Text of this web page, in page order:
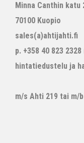
Minna Canthin katu
70100 Kuopio
sales(a)ahtijahti.fi
p. +358 40 823
hintatiedustelu ja
m/s Ahti 219 tai m/